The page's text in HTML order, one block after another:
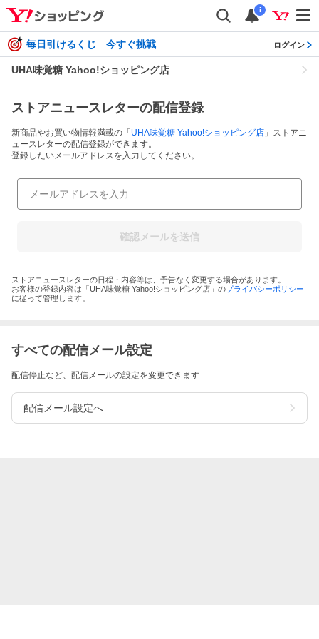
i
毎日引けるくじ 今すぐ挑戦 ログイン
UHA味覚糖 Yahoo!ショッピング店
ストアニュースレターの配信登録
新商品やお買い物情報満載の「 UHA味覚糖 Yahoo!ショッピング店 」ストアニ
ュースレターの配信登録ができます。
登録したいメールアドレスを入力してください。
確認メールを送信
ストアニュースレターの日程・内容等は、予告なく変更する場合があります。
お客様の登録内容は「UHA味覚糖 Yahoo!ショッピング店 」のプライバシーポリシー
に従って管理します。
すべての配信メール設定
配信停止など、配信メールの設定を変更できます
配信メール設定へ